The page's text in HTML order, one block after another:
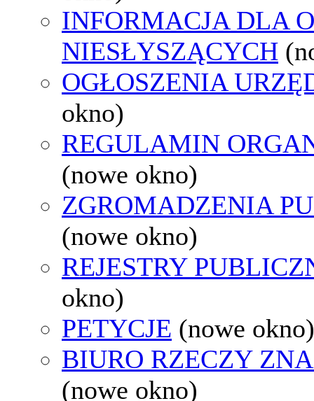
INFORMACJA DLA
NIESŁYSZĄCYCH
OGŁOSZENIA
okno)
REGULAMIN
(nowe okno)
ZGROMADZENIA
(nowe okno)
REJESTRY
okno)
PETYCJE (nowe okno)
BIURO RZECZY
(nowe okno)